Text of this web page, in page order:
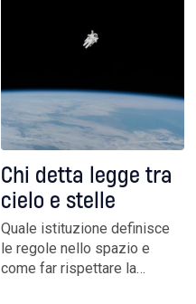
scacchiere internazionale e
nel continente africano
Chi detta legge tra
cielo e stelle
Quale istituzione definisce
le regole nello spazio e
come far rispettare la